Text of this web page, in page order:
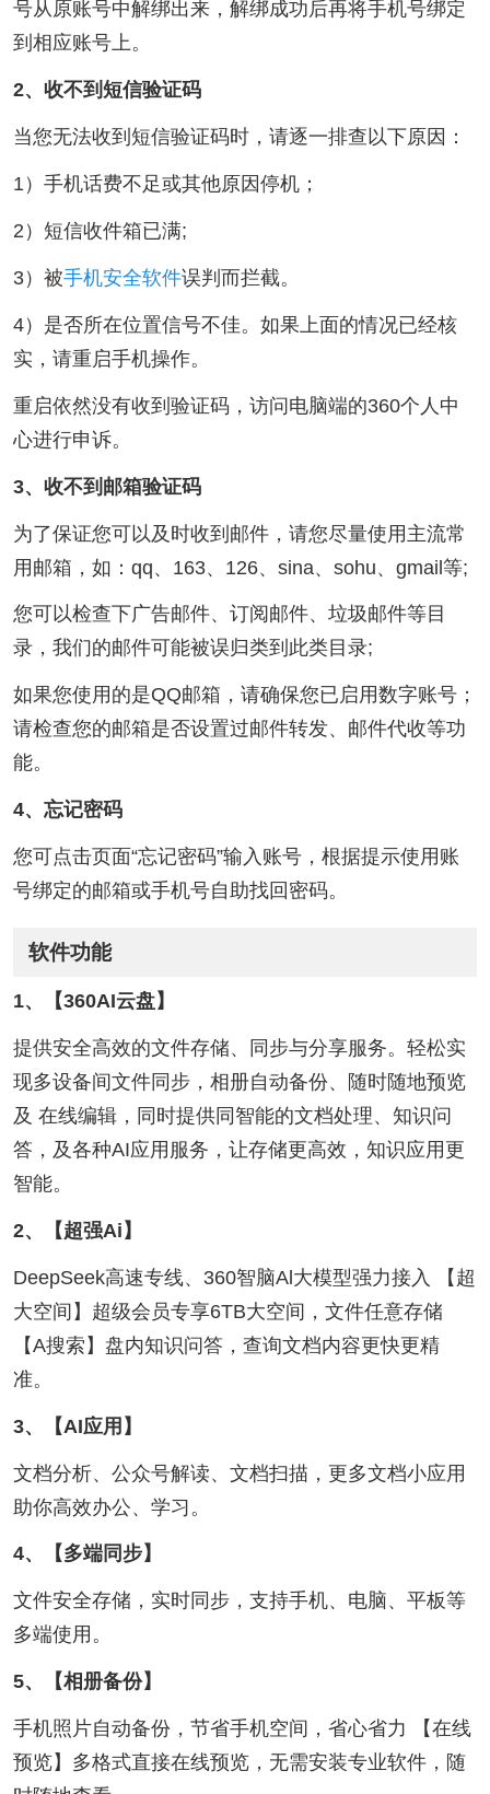
号从原账号中解绑出来，解绑成功后再将手机号绑定
到相应账号上。
2、收不到短信验证码
当您无法收到短信验证码时，请逐一排查以下原因：
1）手机话费不足或其他原因停机；
2）短信收件箱已满;
3）被手机安全软件误判而拦截。
4）是否所在位置信号不佳。如果上面的情况已经核
实，请重启手机操作。
重启依然没有收到验证码，访问电脑端的360个人中
心进行申诉。
3、收不到邮箱验证码
为了保证您可以及时收到邮件，请您尽量使用主流常
用邮箱，如：qq、163、126、sina、sohu、gmail等;
您可以检查下广告邮件、订阅邮件、垃圾邮件等目
录，我们的邮件可能被误归类到此类目录;
如果您使用的是QQ邮箱，请确保您已启用数字账号；
请检查您的邮箱是否设置过邮件转发、邮件代收等功
能。
4、忘记密码
您可点击页面“忘记密码”输入账号，根据提示使用账
号绑定的邮箱或手机号自助找回密码。
软件功能
1、【360AI云盘】
提供安全高效的文件存储、同步与分享服务。轻松实
现多设备间文件同步，相册自动备份、随时随地预览
及 在线编辑，同时提供同智能的文档处理、知识问
答，及各种AI应用服务，让存储更高效，知识应用更
智能。
2、【超强Ai】
DeepSeek高速专线、360智脑Al大模型强力接入 【超
大空间】超级会员专享6TB大空间，文件任意存储
【A搜索】盘内知识问答，查询文档内容更快更精
准。
3、【AI应用】
文档分析、公众号解读、文档扫描，更多文档小应用
助你高效办公、学习。
4、【多端同步】
文件安全存储，实时同步，支持手机、电脑、平板等
多端使用。
5、【相册备份】
手机照片自动备份，节省手机空间，省心省力 【在线
预览】多格式直接在线预览，无需安装专业软件，随